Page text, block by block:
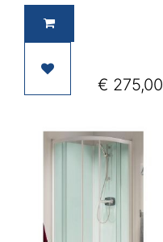
€ 275,00